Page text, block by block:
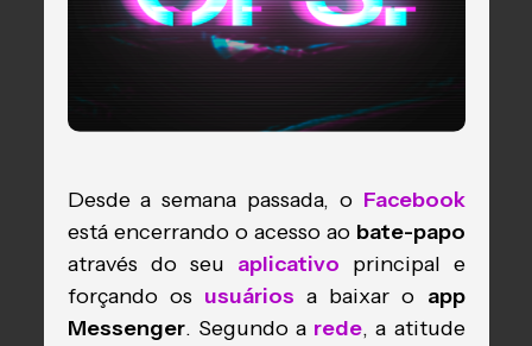
Desde a semana passada, o Facebook
está encerrando o acesso ao bate-papo
através do seu aplicativo principal e
forçando os usuários a baixar o app
Messenger. Segundo a rede, a atitude